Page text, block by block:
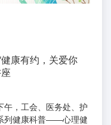
康有约，关爱你
午，工会、医务处、护
列健康科普——心理健